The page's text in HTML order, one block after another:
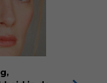
een
gezinnen heeft
een
veel begrip
gratis
r?